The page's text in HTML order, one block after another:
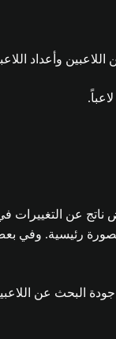
وأعداد
ناتج عن التغييرات
بصورة رئيسية. وفي
جودة البحث عن